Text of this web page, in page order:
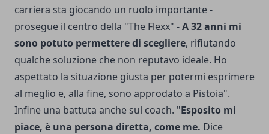
carriera sta giocando un ruolo importante -
prosegue il centro della "The Flexx" -A 32 anni mi
sono potuto permettere di scegliere, rifiutando
qualche soluzione che non reputavo ideale. Ho
aspettato la situazione giusta per potermi esprimere
al meglio e, alla fine, sono approdato a Pistoia".
Infine una battuta anche sul coach. "Esposito mi
piace, è una persona diretta, come me. Dice